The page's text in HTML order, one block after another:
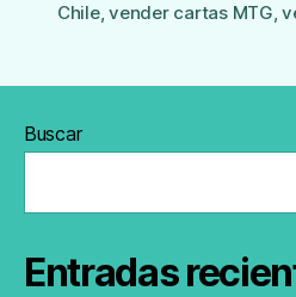
Chile,vender cartas MTG,
Buscar
Entradas